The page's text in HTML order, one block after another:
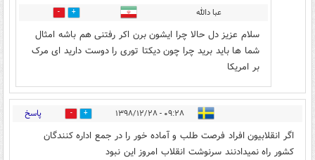
عبا دالله 17
سلام عزیز دل حالا چرا ایشون برن اکر رفتنی هم باشه امثال
شما ها باید برید چرا چون دیکتا توری را دوست دارید ای مرک
بر امریکا
۰۹:۲۸ - ۱۳۹۸/۱۲/۲۸ 33 پاسخ
اگر انقلابیون افراد فرصت طلب و آماده خور را در جمع اداره کنندگان
کشور راه نمیدادنند سرنوشت انقلاب امروز این نبود